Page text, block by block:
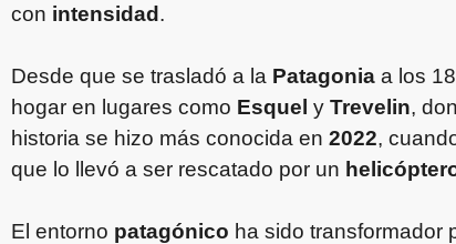
con intensidad.
Desde que se trasladó a la Patagonia a los
hogar en lugares como Esquel y Trevelin,
historia se hizo más conocida en 2022,
que lo llevó a ser rescatado por un
El entorno patagónico ha sido transformador